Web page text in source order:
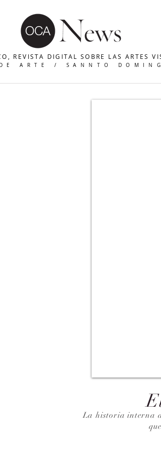
REVISTA DIGITAL SOBRE LAS ARTES
DE ARTE / SANNTO
La historia interna